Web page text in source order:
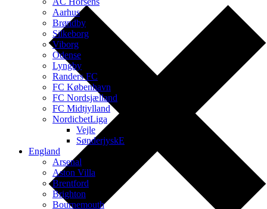
Aarhus
Brøndby
Silkeborg
Viborg
Odense
Lyngby
Randers FC
FC København
FC Nordsjælland
FC Midtjylland
NordicbetLiga
Vejle
SønderjyskE
England
Arsenal
Aston Villa
Brentford
Brighton
Bournemouth